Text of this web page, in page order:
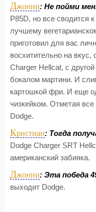
Джонни: Не пойми
P85D, но все сводится
лучшему
приготовил для вас
восхитительно на вкус,
Charger Hellcat, с
бокалом мартини. И
картошкой фри. И еще
чизкейком. Отметая
Dodge.
Кристиан: Тогда
Dodge Charger SRT
американский забияка.
Джонни: Эта победа
выходит Dodge.